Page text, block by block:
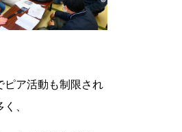
ピア活動も制限され
、